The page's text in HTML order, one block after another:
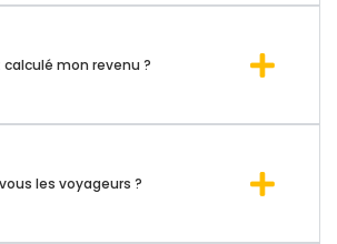
mon revenu ?
les voyageurs ?